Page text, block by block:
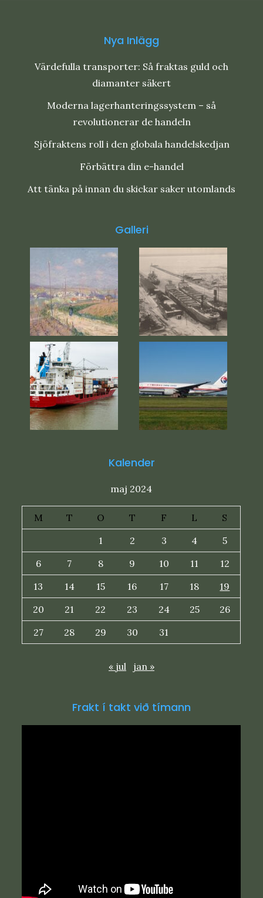
Nya Inlägg
Värdefulla transporter: Så fraktas guld och
diamanter säkert
Moderna lagerhanteringssystem – så
revolutionerar de handeln
Sjöfraktens roll i den globala handelskedjan
Förbättra din e-handel
Att tänka på innan du skickar saker utomlands
Galleri
Kalender
maj 2024
M T O T F L
S
1
2 3 4
5
6
7 8 9 10 11
12
13
14 15 16 17 18
19
20
21 22 23 24 25
26
27
28 29 30 31
« jul jan »
Frakt í takt við tímann